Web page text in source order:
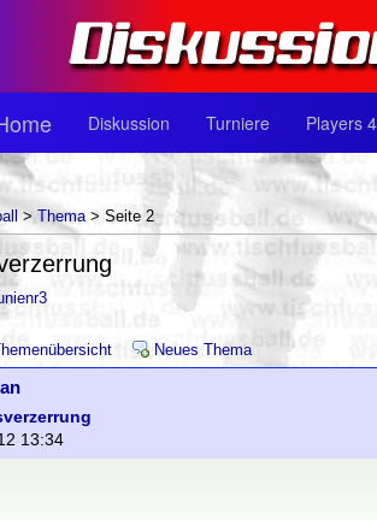
Diskussion Turniere Players
> Thema> Seite 2
Neues Thema
13:34